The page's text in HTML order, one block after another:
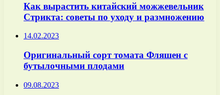
Как вырастить китайский можжевельник
Стрикта: советы по уходу и размножению
14.02.2023
Оригинальный сорт томата Фляшен с
бутылочными плодами
09.08.2023